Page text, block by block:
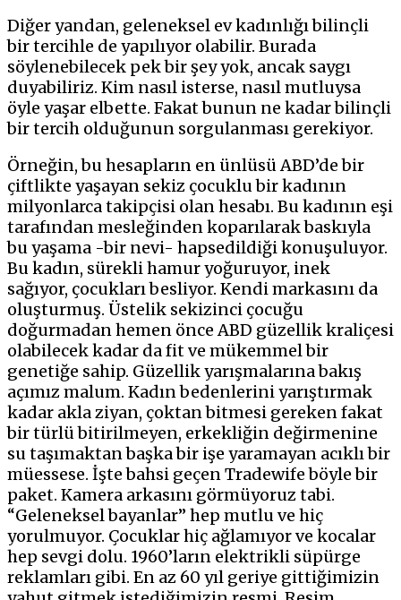
Diğer yandan, geleneksel ev kadınlığı bilinçli
bir tercihle de yapılıyor olabilir. Burada
söylenebilecek pek bir şey yok, ancak saygı
duyabiliriz. Kim nasıl isterse, nasıl mutluysa
öyle yaşar elbette. Fakat bunun ne kadar bilinçli
bir tercih olduğunun sorgulanması gerekiyor.
Örneğin, bu hesapların en ünlüsü ABD’de bir
çiftlikte yaşayan sekiz çocuklu bir kadının
milyonlarca takipçisi olan hesabı. Bu kadının eşi
tarafından mesleğinden koparılarak baskıyla
bu yaşama -bir nevi- hapsedildiği konuşuluyor.
Bu kadın, sürekli hamur yoğuruyor, inek
sağıyor, çocukları besliyor. Kendi markasını da
oluşturmuş. Üstelik sekizinci çocuğu
doğurmadan hemen önce ABD güzellik kraliçesi
olabilecek kadar da fit ve mükemmel bir
genetiğe sahip. Güzellik yarışmalarına bakış
açımız malum. Kadın bedenlerini yarıştırmak
kadar akla ziyan, çoktan bitmesi gereken fakat
bir türlü bitirilmeyen, erkekliğin değirmenine
su taşımaktan başka bir işe yaramayan acıklı bir
müessese. İşte bahsi geçen Tradewife böyle bir
paket. Kamera arkasını görmüyoruz tabi.
“Geleneksel bayanlar” hep mutlu ve hiç
yorulmuyor. Çocuklar hiç ağlamıyor ve kocalar
hep sevgi dolu. 1960’ların elektrikli süpürge
reklamları gibi. En az 60 yıl geriye gittiğimizin